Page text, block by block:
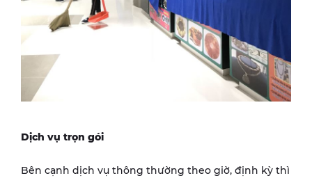
Dịch vụ trọn gói
Bên cạnh dịch vụ thông thường theo giờ, định kỳ thì